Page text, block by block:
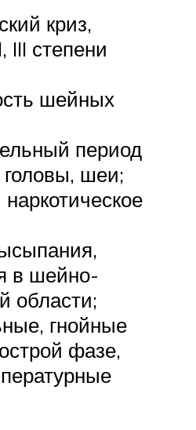
криз,
III степени
шейных
период
шеи;
наркотическое
в шейно-
области;
гнойные
фазе,